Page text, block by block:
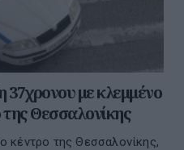
37χρονου με κλεμμένο
Θεσσαλονίκης
κέντρο της Θεσσαλονίκης,